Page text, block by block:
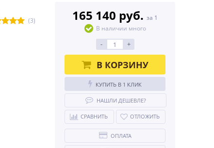
(3)
165 140 руб. за 1
В наличии много
- +
В КОРЗИНУ
КУПИТЬ В 1 КЛИК
НАШЛИ ДЕШЕВЛЕ?
СРАВНИТЬ ОТЛОЖИТЬ
ОПЛАТА